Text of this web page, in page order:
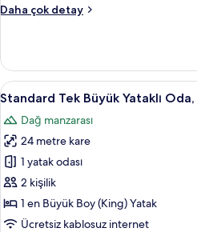
fotoğrafları
Daha çok detay
Basic
Oda,
Dağ
Manzaralı
daha
fazla
detay
Standard
Tek
Büyük
Yataklı
Oda,
Dağ
Manzaralı
için
5
Standard Tek Büyük Yataklı
Dağ manzarası
24 metre kare
1 yatak odası
2 kişilik
1 en Büyük Boy (King) Yatak
Ücretsiz kablosuz internet